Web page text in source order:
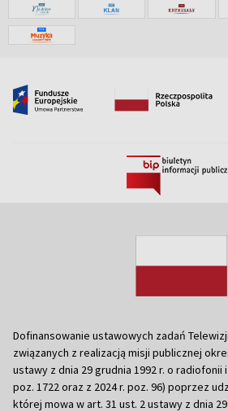
Dofinansowanie ustawowych zadań
związanych z realizacją misji publicznej
ustawy z dnia 29 grudnia 1992 r. o radiofonii
poz. 1722 oraz z 2024 r. poz. 96) poprzez
której mowa w art. 31 ust. 2 ustawy z dnia